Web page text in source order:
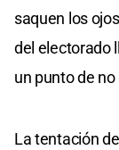
saquen los
del electorado
un punto de
La tentación